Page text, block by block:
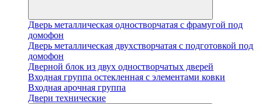
Дверь металлическая одностворчатая с фрамугой под
домофон
Дверь металлическая двухстворчатая с подготовкой под
домофон
Дверной блок из двух одностворчатых дверей
Входная группа остекленная с элементами ковки
Входная арочная группа
Двери технические